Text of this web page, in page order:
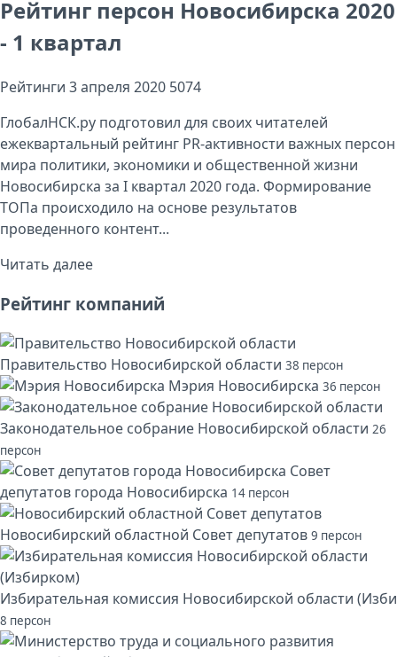
Рейтинг персон Новосибирска 2020
- 1 квартал
Рейтинги 3 апреля 2020 5074
ГлобалНСК.ру подготовил для своих читателей
ежеквартальный рейтинг PR-активности важных персон
мира политики, экономики и общественной жизни
Новосибирска за I квартал 2020 года. Формирование
ТОПа происходило на основе результатов
проведенного контент...
Читать далее
Рейтинг компаний
Правительство Новосибирской области 38 персон
Мэрия Новосибирска 36 персон
Законодательное собрание Новосибирской области 26
персон
Совет
депутатов города Новосибирска 14 персон
Новосибирский областной Совет депутатов 9 персон
Избирательная комиссия Новосибирской области (Изби
8 персон